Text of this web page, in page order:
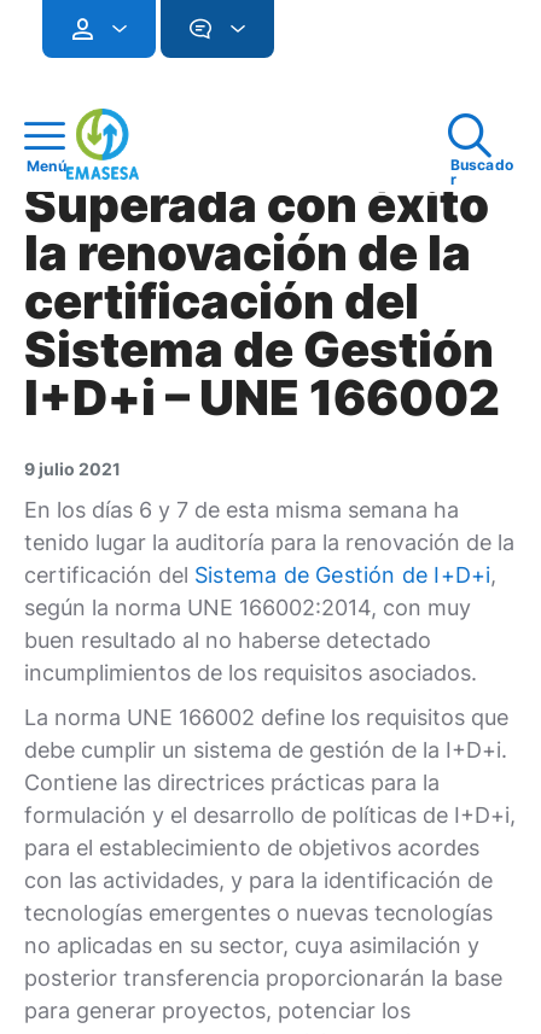
Menú
Buscado
r
Superada con éxito
la renovación de la
certificación del
Sistema de Gestión
I+D+i – UNE 166002
9 julio 2021
En los días 6 y 7 de esta misma semana ha
tenido lugar la auditoría para la renovación de la
certificación del Sistema de Gestión de I+D+i,
según la norma UNE 166002:2014, con muy
buen resultado al no haberse detectado
incumplimientos de los requisitos asociados.
La norma UNE 166002 define los requisitos que
debe cumplir un sistema de gestión de la I+D+i.
Contiene las directrices prácticas para la
formulación y el desarrollo de políticas de I+D+i,
para el establecimiento de objetivos acordes
con las actividades, y para la identificación de
tecnologías emergentes o nuevas tecnologías
no aplicadas en su sector, cuya asimilación y
posterior transferencia proporcionarán la base
para generar proyectos, potenciar los